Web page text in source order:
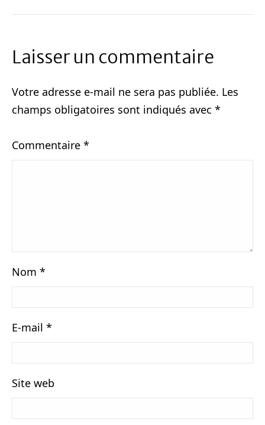
Laisser un commentaire
Votre adresse e-mail ne sera pas publiée. Les
champs obligatoires sont indiqués avec *
Commentaire *
Nom *
E-mail *
Site web